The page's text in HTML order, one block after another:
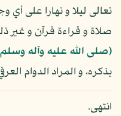
تعالى ليلا و نهارا على
صلاة و قراءة قرآن و غير
(صلى الله عليه وآله
بذكره، و المراد الدوام
انتهى.